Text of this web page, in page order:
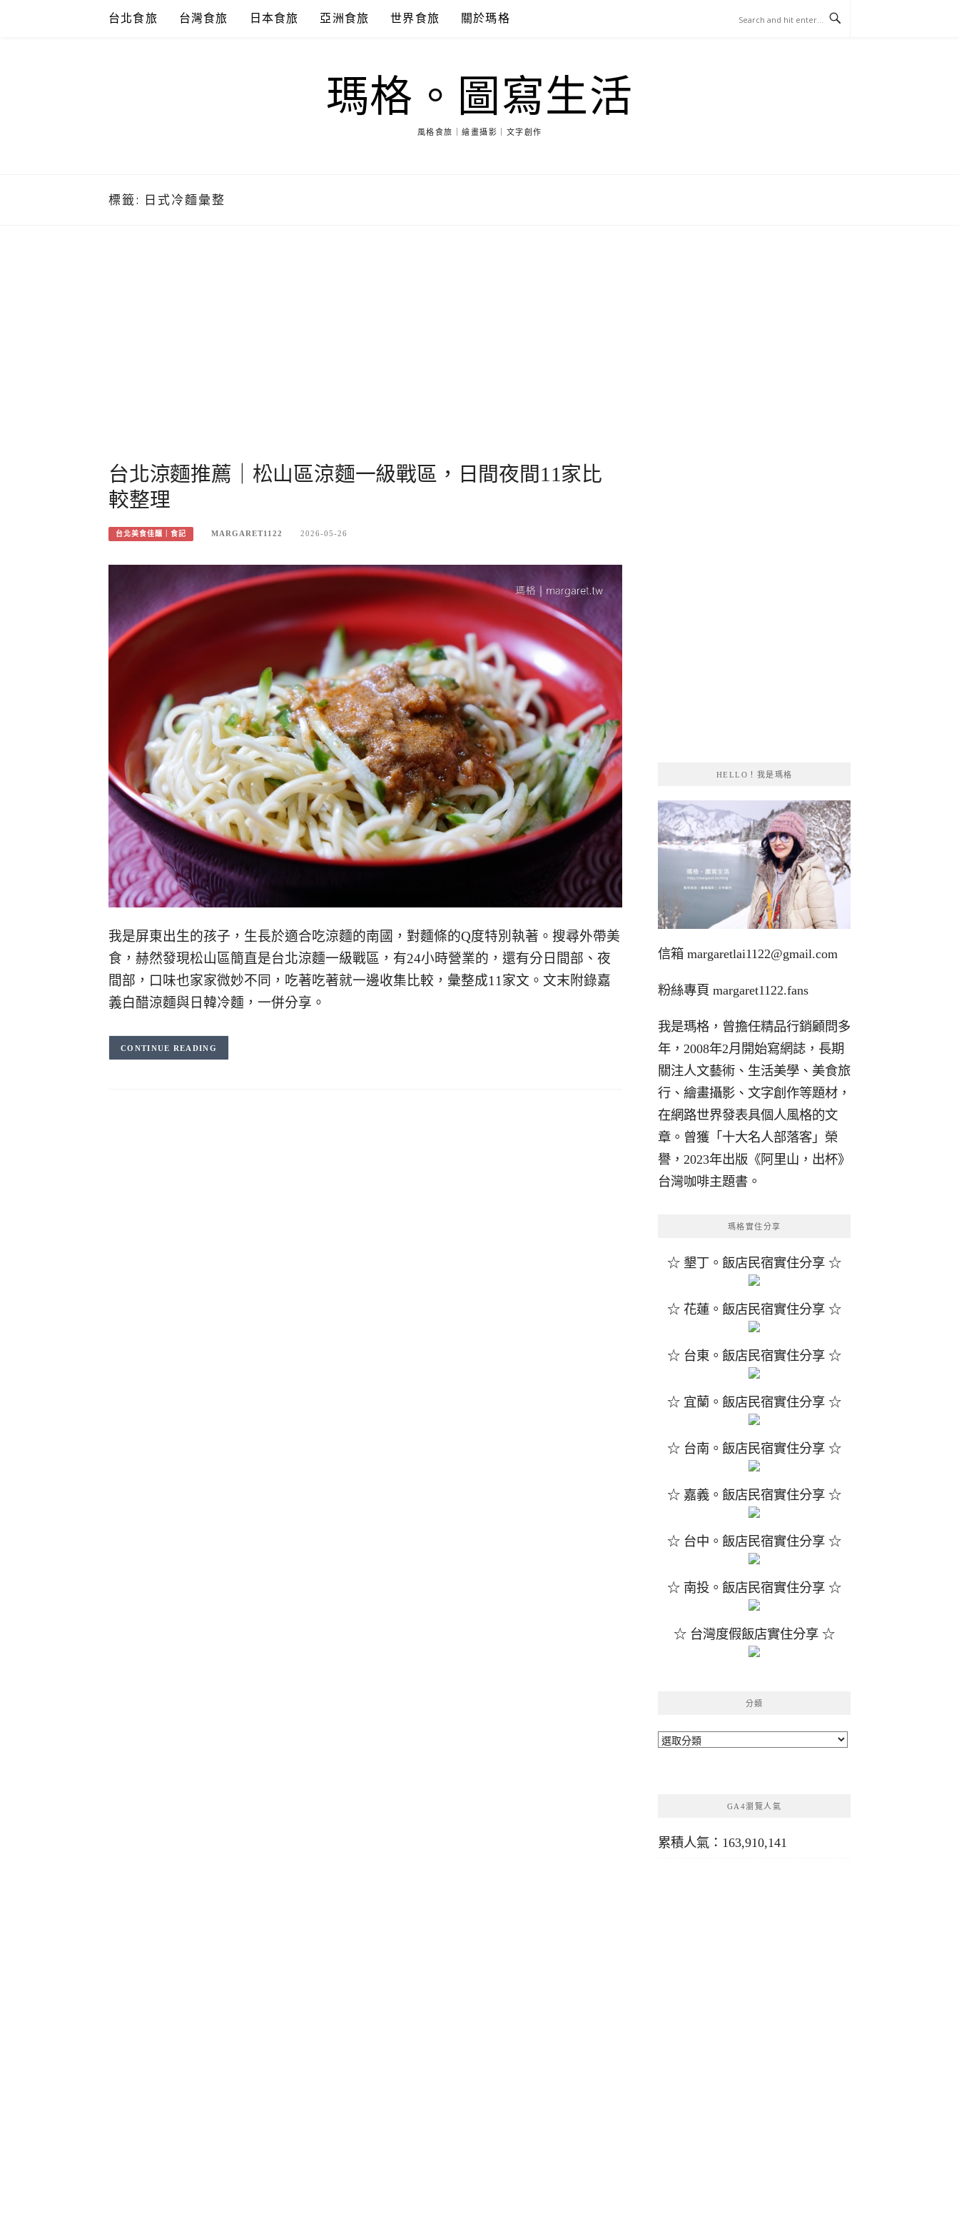
台北食旅 台灣食旅 日本食旅 亞洲食旅 世界食旅 關於瑪格
瑪格。圖寫生活
風格食旅｜繪畫攝影｜文字創作
標籤: 日式冷麵彙整
台北涼麵推薦｜松山區涼麵一級戰區，日間夜間11家比
較整理
台北美食佳釀｜食記 MARGARET1122 2026-05-26
我是屏東出生的孩子，生長於適合吃涼麵的南國，對麵條的Q度特別執著。搜尋外帶美
食，赫然發現松山區簡直是台北涼麵一級戰區，有24小時營業的，還有分日間部、夜
間部，口味也家家微妙不同，吃著吃著就一邊收集比較，彙整成11家文。文末附錄嘉
義白醋涼麵與日韓冷麵，一併分享。
CONTINUE READING
HELLO！我是瑪格
信箱 margaretlai1122@gmail.com
粉絲專頁 margaret1122.fans
我是瑪格，曾擔任精品行銷顧問多
年，2008年2月開始寫網誌，長期
關注人文藝術、生活美學、美食旅
行、繪畫攝影、文字創作等題材，
在網路世界發表具個人風格的文
章。曾獲「十大名人部落客」榮
譽，2023年出版《阿里山，出杯》
台灣咖啡主題書。
瑪格實住分享
☆ 墾丁。飯店民宿實住分享 ☆
☆ 花蓮。飯店民宿實住分享 ☆
☆ 台東。飯店民宿實住分享 ☆
☆ 宜蘭。飯店民宿實住分享 ☆
☆ 台南。飯店民宿實住分享 ☆
☆ 嘉義。飯店民宿實住分享 ☆
☆ 台中。飯店民宿實住分享 ☆
☆ 南投。飯店民宿實住分享 ☆
☆ 台灣度假飯店實住分享 ☆
分類
分
GA4瀏覽人氣
累積人氣：163,910,141